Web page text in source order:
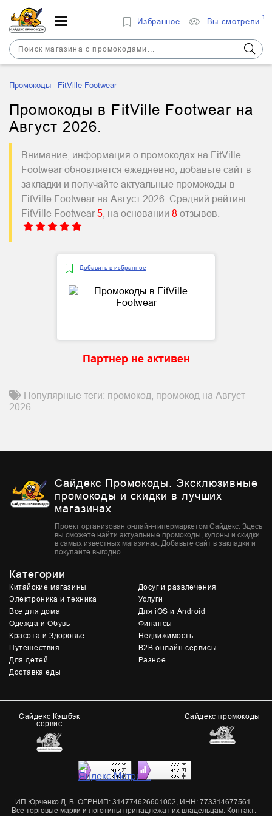
Промокоды FitVille Footwear
Промокоды в FitVille Footwear на
Август 2026.
Внимание, информация о промокодах на FitVille
Footwear обновляется ежедневно, добавьте сайт в
закладки и получайте актуальные промокоды в
FitVille Footwear на Август 2026. Средний рейтинг
FitVille Footwear5 , на основании 8 отзывов.
Добавить в избранное
Партнер не активен
Популярные теги: промокод, промокод на Август
2026.
Сайдекс Промокоды. Эксклюзивные
промокоды и скидки в лучших
магазинах
Проект организован онлайн-гипермаркетом Сайдекс. Здесь
вы сможете найти актуальные промокоды, купоны и скидки
в самых известных магазинах. Добавьте сайт в закладки и
покупайте выгодно
Категории
Китайские магазины
Электроника и техника
Все для дома
Одежда и Обувь
Красота и Здоровье
Путешествия
Для детей
Доставка еды
Досуг и развлечения
Услуги
Для iOS и Android
Финансы
Недвижимость
B2B онлайн сервисы
Разное
Сайдекс Кэшбэк
сервис
Сайдекс промокоды
ИП Юрченко Д. В. ОГРНИП: 314774626601002, ИНН: 773314677561.
Все торговые марки и логотипы принадлежат их владельцам. Контакт:
Избранное Вы смотрели
1